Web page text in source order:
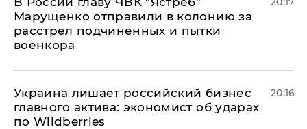
Марущенко отправили в колонию за
расстрел подчиненных и пытки
военкора
​Украина лишает российский бизнес
главного актива: экономист об ударах
по Wildberries
20:16